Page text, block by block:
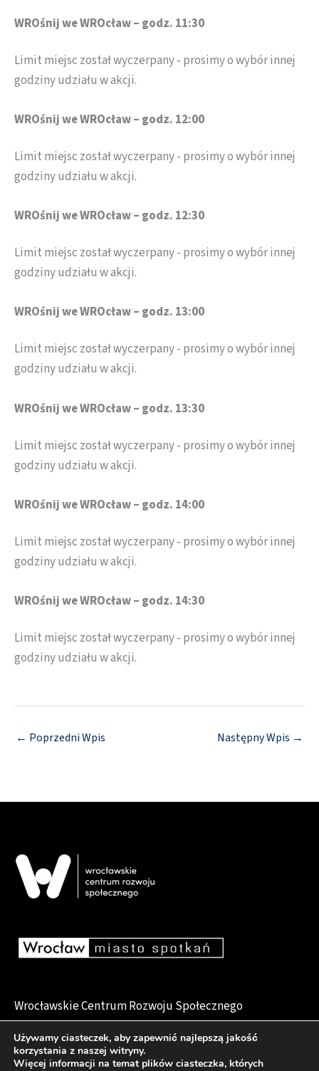
WROśnij we WROcław – godz. 11:30
Limit miejsc został wyczerpany - prosimy o wybór innej
godziny udziału w akcji.
WROśnij we WROcław – godz. 12:00
Limit miejsc został wyczerpany - prosimy o wybór innej
godziny udziału w akcji.
WROśnij we WROcław – godz. 12:30
Limit miejsc został wyczerpany - prosimy o wybór innej
godziny udziału w akcji.
WROśnij we WROcław – godz. 13:00
Limit miejsc został wyczerpany - prosimy o wybór innej
godziny udziału w akcji.
WROśnij we WROcław – godz. 13:30
Limit miejsc został wyczerpany - prosimy o wybór innej
godziny udziału w akcji.
WROśnij we WROcław – godz. 14:00
Limit miejsc został wyczerpany - prosimy o wybór innej
godziny udziału w akcji.
WROśnij we WROcław – godz. 14:30
Limit miejsc został wyczerpany - prosimy o wybór innej
godziny udziału w akcji.
← Poprzedni Wpis Następny Wpis →
Wrocławskie Centrum Rozwoju Społecznego
pl. Dominikański 6, 50-159 Wrocław
Używamy ciasteczek, aby zapewnić najlepszą jakość
korzystania z naszej witryny.
Więcej informacji na temat plików ciasteczka, których